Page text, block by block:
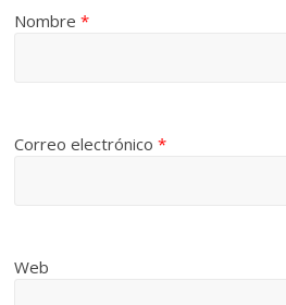
Nombre*
Correo electrónico*
Web